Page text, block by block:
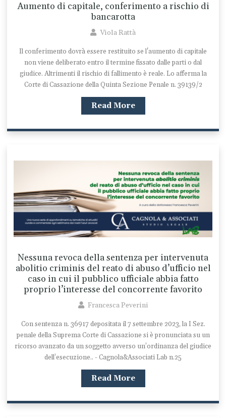
Aumento di capitale, conferimento a rischio di
bancarotta
Viola Rattà
Il conferimento dovrà essere restituito se l'aumento di capitale
non viene deliberato entro il termine fissato dalle parti o dal
giudice. Altrimenti il rischio di fallimento è reale. Lo afferma la
Corte di Cassazione della Quinta Sezione Penale n. 39139/2
Read More
Nessuna revoca della sentenza per intervenuta
abolitio criminis del reato di abuso d’ufficio nel
caso in cui il pubblico ufficiale abbia fatto
proprio l’interesse del concorrente favorito
Francesca Peverini
Con sentenza n. 36917 depositata il 7 settembre 2023, la I Sez.
penale della Suprema Corte di Cassazione si è pronunciata su un
ricorso avanzato da un soggetto avverso un’ordinanza del giudice
dell’esecuzione.. - Cagnola&Associati Lab n.25
Read More